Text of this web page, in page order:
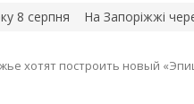
На Запоріжжі через
хотят построить новый